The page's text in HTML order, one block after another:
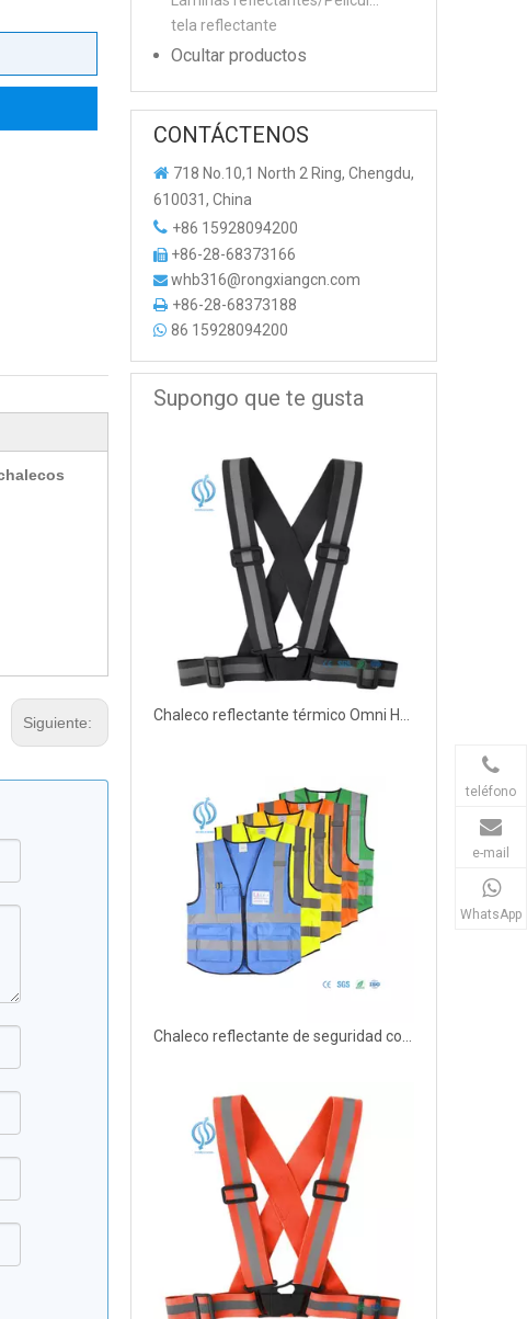
Siguiente:
tela reflectante
Ocultar productos
CONTÁCTENOS
 718 No.10,1 North 2 Ring, Chengdu,
610031, China
 +86 15928094200
 +86-28-68373166
 whb316@rongxiangcn.com
 +86-28-68373188
 86 15928094200
Supongo que te gusta
teléfono
e-mail
WhatsApp